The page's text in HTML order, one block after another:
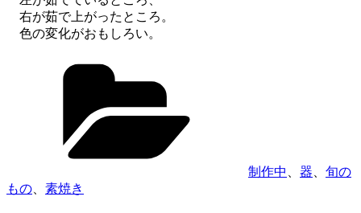
右が茹で上がったところ。
色の変化がおもしろい。
制作中 器
旬の
もの
素焼き